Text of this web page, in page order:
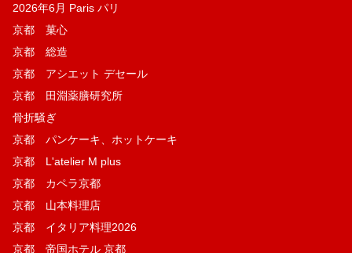
2026年6月 Paris パリ
京都 菓​心
京都 総造
京都 アシエット デセール
京都 田淵薬膳研究所
骨折騒ぎ
京都 パンケーキ、ホットケーキ
京都 L'atelier M plus
京都 カペラ京都
京都 山本料理店
京都 イタリア料理2026
京都 帝国ホテル 京都